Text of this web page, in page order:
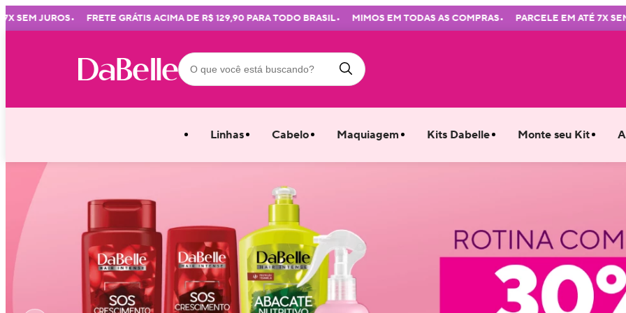
• FRETE GRÁTIS ACIMA DE R$ 129,90 PARA TODO BRASIL• MIMOS EM TODAS AS COMPRAS• PARCELE EM ATÉ 7X SEM JUROS•
Linhas Cabelo Maquiagem Kits Dabelle Monte seu Kit